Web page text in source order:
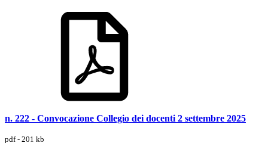
n. 222 - Convocazione Collegio dei docenti 2 settembre 2025
pdf - 201 kb